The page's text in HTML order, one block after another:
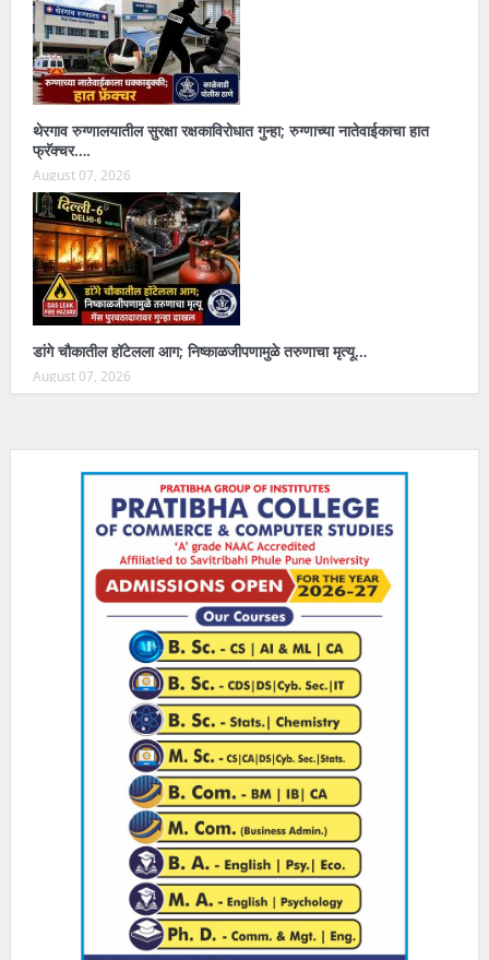
थेरगाव रुग्णालयातील सुरक्षा रक्षकाविरोधात गुन्हा; रुग्णाच्या नातेवाईकाचा हात
फ्रॅक्चर….
August 07, 2026
डांगे चौकातील हॉटेलला आग; निष्काळजीपणामुळे तरुणाचा मृत्यू…
August 07, 2026